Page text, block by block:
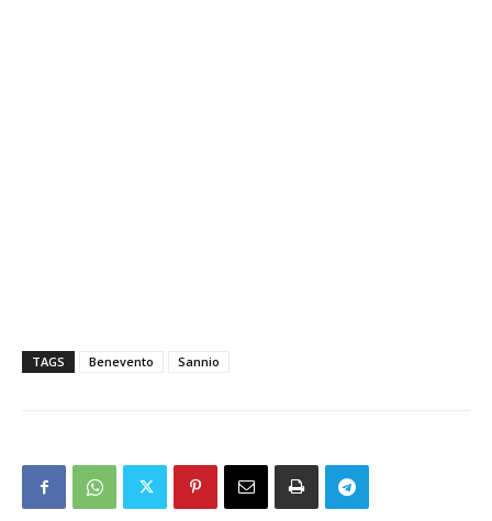
TAGS Benevento Sannio